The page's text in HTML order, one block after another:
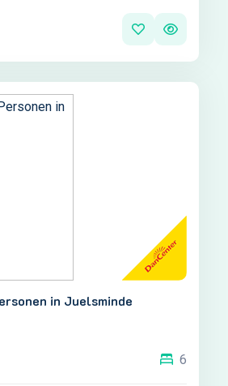
in Juelsminde
6